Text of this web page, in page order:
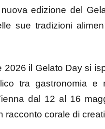
edizione del
sue tradizioni
2026 il Gelato Day si
tra gastronomia e
dal 12 al 16
racconto corale di